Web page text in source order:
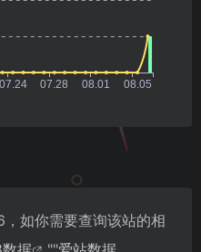
如你需要查询该站的相